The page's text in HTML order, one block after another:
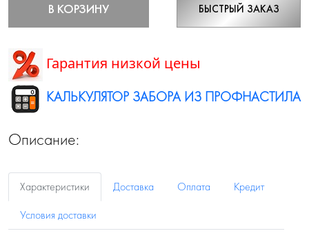
В КОРЗИНУ БЫСТРЫЙ ЗАКАЗ
Гарантия низкой цены
КАЛЬКУЛЯТОР ЗАБОРА ИЗ ПРОФНАСТИЛА
Описание:
Характеристики Доставка Оплата
Кредит
Условия доставки